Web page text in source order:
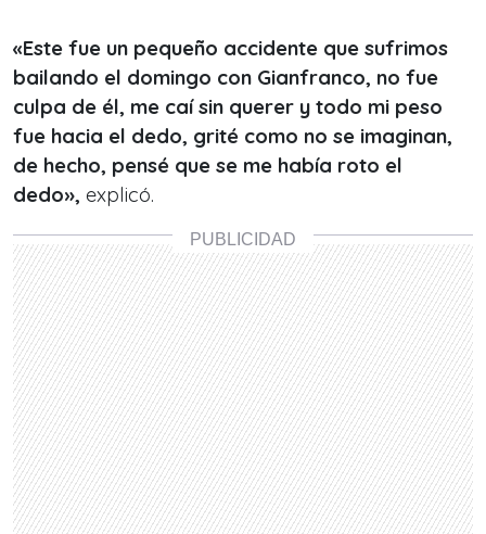
«Este fue un pequeño accidente que sufrimos
bailando el domingo con Gianfranco, no fue
culpa de él, me caí sin querer y todo mi peso
fue hacia el dedo, grité como no se imaginan,
de hecho, pensé que se me había roto el
dedo», explicó.